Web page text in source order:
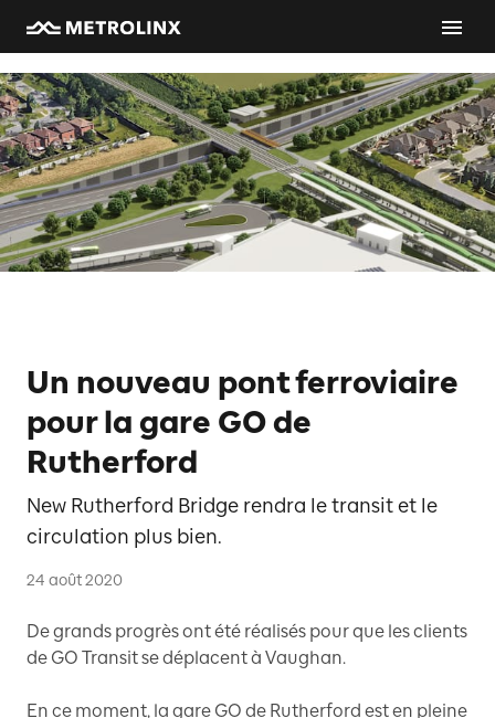
Un nouveau pont ferroviaire
pour la gare GO de
Rutherford
New Rutherford Bridge rendra le transit et le
circulation plus bien.
24 août 2020
De grands progrès ont été réalisés pour que les clients
de GO Transit se déplacent à Vaughan.
En ce moment, la gare GO de Rutherford est en pleine